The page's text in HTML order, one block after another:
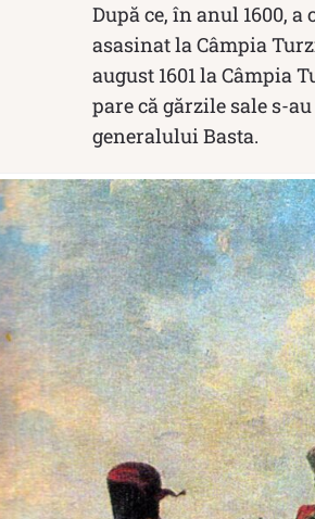
După ce, în anul 1600,
asasinat la Câmpia
august 1601 la Câmpia
pare că gărzile sale s-
generalului Basta.